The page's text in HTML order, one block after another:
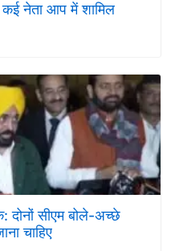
कई नेता आप में शामिल
दोनों सीएम बोले-अच्छे
चाहिए